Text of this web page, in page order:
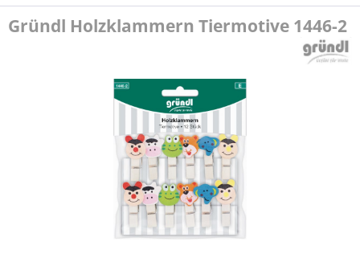
Gründl Holzklammern Tiermotive 1446-2